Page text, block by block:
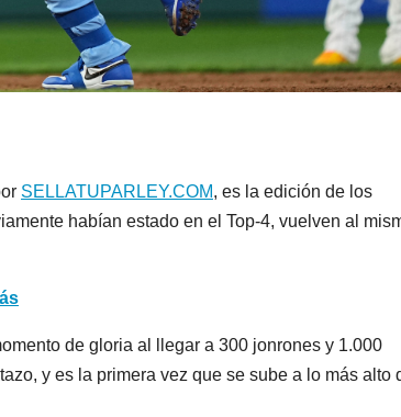
SELLATUPARLEY.COM, es la edición de los
habían estado en el Top-4, vuelven al
de gloria al llegar a 300 jonrones y 1.000
y es la primera vez que se sube a lo más alto